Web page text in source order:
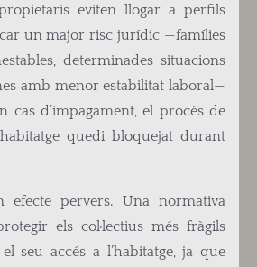
eviten llogar a perfils
un major risc jurídic —famílies
determinades situacions
amb menor estabilitat laboral—
cas d’impagament, el procés de
quedi bloquejat durant
efecte pervers. Una normativa
els col·lectius més fràgils
seu accés a l’habitatge, ja que